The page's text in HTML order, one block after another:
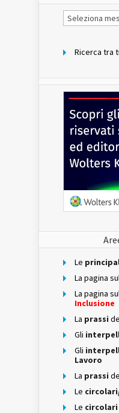
Notizie
per
Ricerca tra
Le
La pagina
La pagina
Inclusione
La prassi
Gli
Gli
Lavoro
La prassi
Le
Le circolari